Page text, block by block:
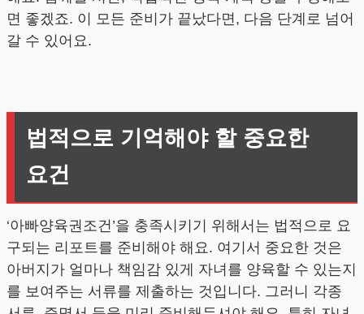
면 좋겠죠. 이 모든 준비가 끝났다면, 다음 단계로 넘어
갈 수 있어요.
법적으로 기억해야 할 중요한
요건
‘아빠양육권조건’을 충족시키기 위해서는 법적으로 요
구되는 리포트를 준비해야 해요. 여기서 중요한 것은
아버지가 얼마나 책임감 있게 자녀를 양육할 수 있는지
를 보여주는 서류를 제출하는 것입니다. 그러니 각종